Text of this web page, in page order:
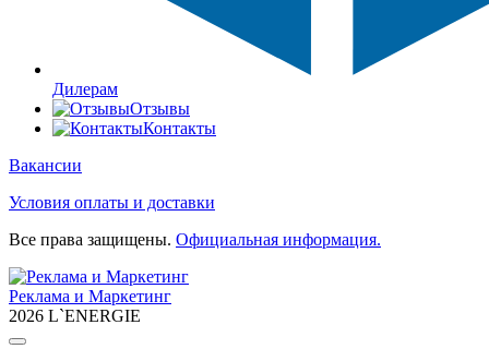
Дилерам
Отзывы
Контакты
Вакансии
Условия оплаты и доставки
Все права защищены. Официальная информация.
Реклама и Маркетинг
2026 L`ENERGIE